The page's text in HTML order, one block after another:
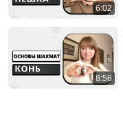
6:02
8:56